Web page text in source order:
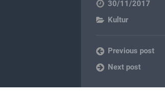
30/11/2017
Kultur
Previous post
Next post